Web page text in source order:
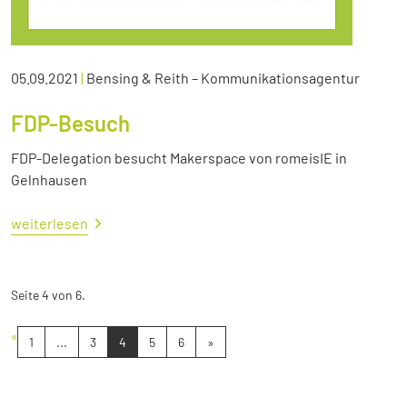
05.09.2021 | Bensing & Reith – Kommunikationsagentur
FDP-Besuch
FDP-Delegation besucht Makerspace von romeisIE in
Gelnhausen
weiterlesen
Seite 4 von 6.
« 1 ... 3 4 5 6 »